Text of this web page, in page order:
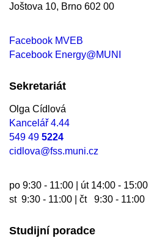
Joštova 10, Brno 602 00
Facebook MVEB
Facebook Energy@MUNI
Sekretariát
Olga Cídlová
Kancelář 4.44
549 49 5224
cidlova@fss.muni.cz
po 9:30 - 11:00 | út 14:00 - 15:00
st 9:30 - 11:00 | čt 9:30 - 11:00
Studijní poradce